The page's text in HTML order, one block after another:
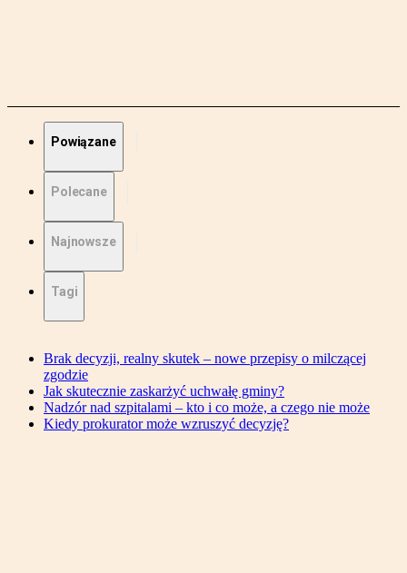
Powiązane
Polecane
Najnowsze
Tagi
Brak decyzji, realny skutek – nowe przepisy o milczącej
zgodzie
Jak skutecznie zaskarżyć uchwałę gminy?
Nadzór nad szpitalami – kto i co może, a czego nie może
Kiedy prokurator może wzruszyć decyzję?